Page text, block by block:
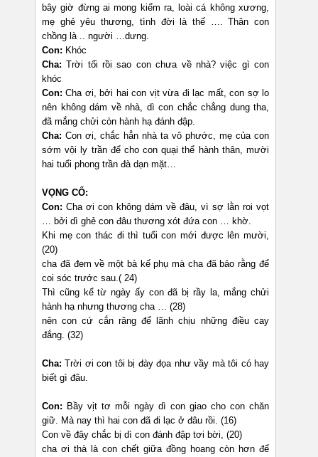
bây giờ đừng ai mong kiếm ra, loài cá không xương,
mẹ ghẻ yêu thương, tình đời là thế …. Thân con
chồng là .. người …dưng.
Con: Khóc
Cha: Trời tối rồi sao con chưa về nhà? việc gì con
khóc
Con: Cha ơi, bởi hai con vịt vừa đi lạc mất, con sợ lo
nên không dám về nhà, dì con chắc chẳng dung tha,
đã mắng chửi còn hành hạ đánh đập.
Cha: Con ơi, chắc hẳn nhà ta vô phước, mẹ của con
sớm vội ly trần để cho con quại thể hành thân, mười
hai tuổi phong trần đà dạn mặt…
VỌNG CỔ:
Con: Cha ơi con không dám về đâu, vì sợ lằn roi vọt
… bởi dì ghẻ con đâu thương xót đứa con … khờ.
Khi mẹ con thác đi thì tuổi con mới được lên mười,
(20)
cha đã đem về một bà kế phụ mà cha đã bảo rằng để
coi sóc trước sau.( 24)
Thì cũng kể từ ngày ấy con đã bị rầy la, mắng chửi
hành hạ nhưng thương cha … (28)
nên con cứ cắn răng để lãnh chịu những điều cay
đắng. (32)
Cha: Trời ơi con tôi bị đày đọa như vầy mà tôi có hay
biết gì đâu.
Con: Bầy vịt tơ mỗi ngày dì con giao cho con chăn
giữ. Mà nay thì hai con đã đi lạc ở đâu rồi. (16)
Con về đây chắc bị dì con đánh đập tơi bời, (20)
cha ơi thà là con chết giữa đồng hoang còn hơn để